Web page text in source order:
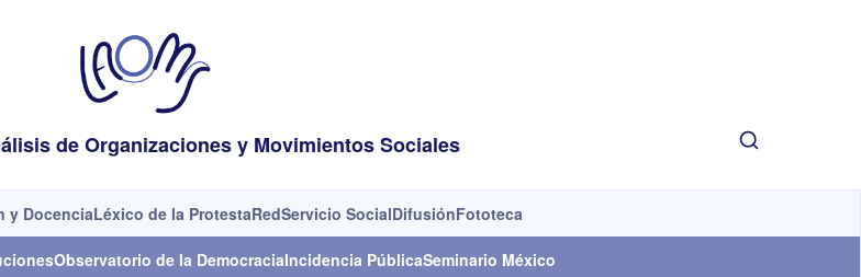
de Organizaciones y Movimientos Sociales
y DocenciaLéxico de la ProtestaRedServicio SocialDifusiónFototeca
Observatorio de la DemocraciaIncidencia PúblicaSeminario México